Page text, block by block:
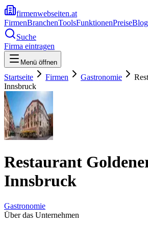
firmenwebseiten.at
FirmenBranchenToolsFunktionenPreiseBlog
Suche
Firma eintragen
Menü öffnen
Startseite Firmen Gastronomie
Innsbruck
Restaurant
Innsbruck
Gastronomie
Über das Unternehmen